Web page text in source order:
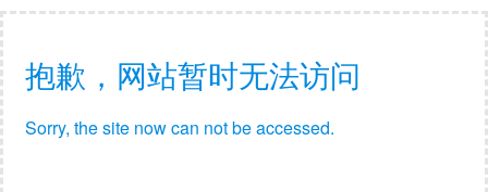
抱歉，网站暂时无法访问
Sorry, the site now can not be accessed.